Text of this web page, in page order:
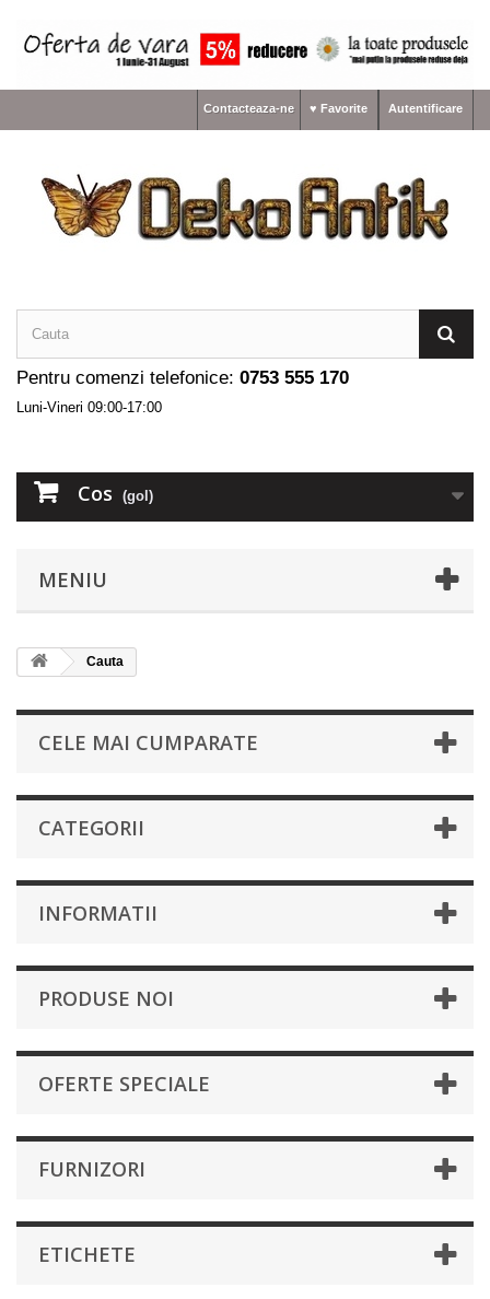
Autentificare
♥ Favorite
Contacteaza-ne
Pentru comenzi telefonice: 0753 555 170
Luni-Vineri 09:00-17:00
Cos (gol)
MENIU
Cauta
CELE MAI CUMPARATE
CATEGORII
INFORMATII
PRODUSE NOI
OFERTE SPECIALE
FURNIZORI
ETICHETE